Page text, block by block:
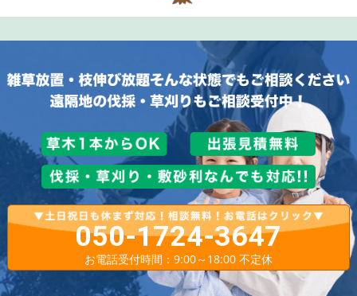
050-1724-3647
お電話受付時間：9:00～18:00 不定休